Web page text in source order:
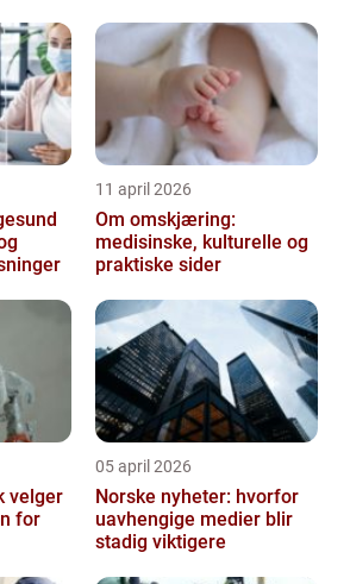
11 april 2026
Om omskjæring:
medisinske, kulturelle og
praktiske sider
for
05 april 2026
Norske nyheter: hvorfor
uavhengige medier blir
stadig viktigere